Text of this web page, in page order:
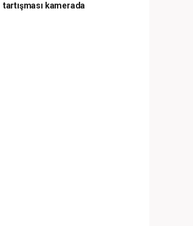
tartışması kamerada